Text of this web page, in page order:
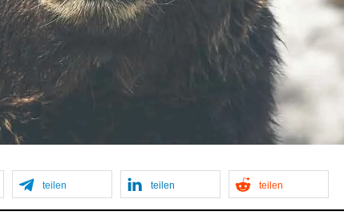
teilen teilen teilen